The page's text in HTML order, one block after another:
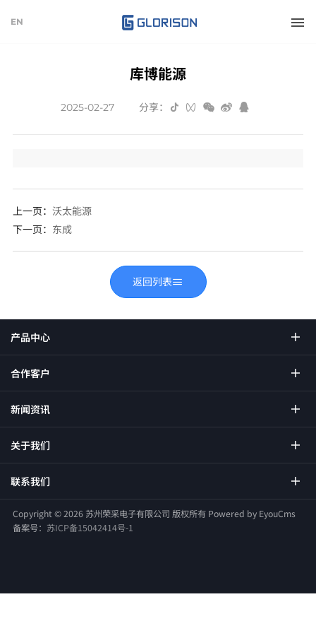
EN
库博能源
2025-02-27 分享：
上一页： 沃太能源
下一页： 东成
返回列表
产品中心
合作客户
新闻资讯
关于我们
联系我们
Copyright ©2026 苏州荣采电子有限公司 版权所有Powered by EyouCms
备案号： 苏ICP备15042414号-1